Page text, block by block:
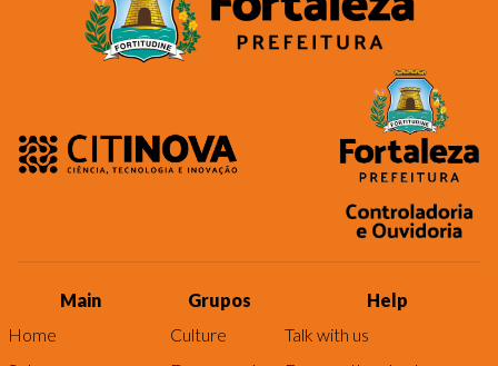
Main
Home
Grupos
Culture
Help
Talk with us